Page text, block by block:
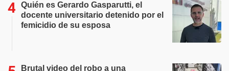
Quién es Gerardo Gasparutti, el
docente universitario detenido por el
femicidio de su esposa
Brutal video del robo a una